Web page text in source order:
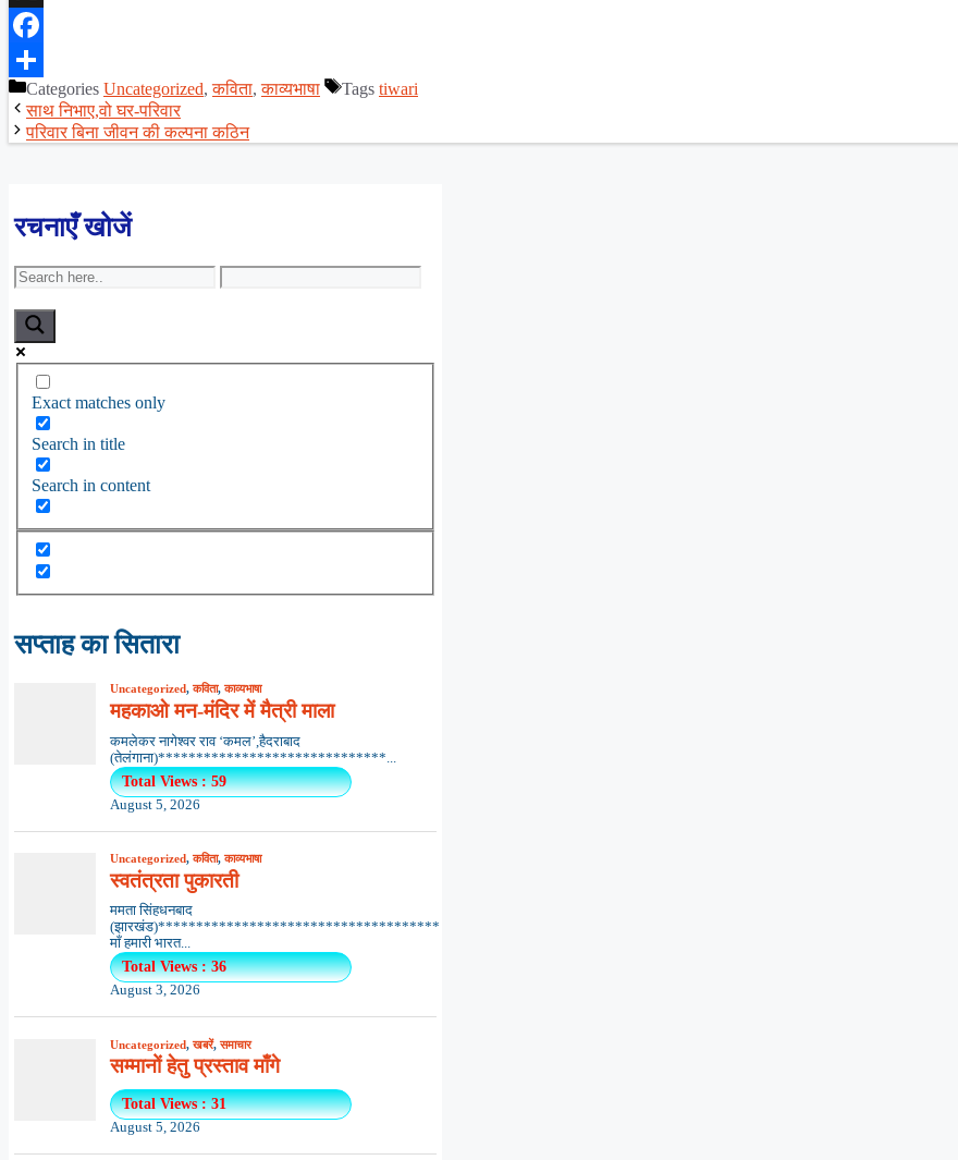
X
Facebook
ShareCategories Uncategorized,कविता,काव्यभाषा Tags tiwari
साथ निभाए,वो घर-परिवार
परिवार बिना जीवन की कल्पना कठिन
रचनाएँ खोजें
Exact matches only
Search in title
Search in content
सप्ताह का सितारा
Uncategorized,कविता,काव्यभाषा
महकाओ मन-मंदिर में मैत्री माला
कमलेकर नागेश्वर राव ‘कमल’,हैदराबाद
(तेलंगाना)******************************...
Total Views : 59
August 5, 2026
Uncategorized,कविता,काव्यभाषा
स्वतंत्रता पुकारती
ममता सिंहधनबाद
(झारखंड)*************************************
माँ हमारी भारत...
Total Views : 36
August 3, 2026
Uncategorized,खबरें,समाचार
सम्मानों हेतु प्रस्ताव माँगे
Total Views : 31
August 5, 2026